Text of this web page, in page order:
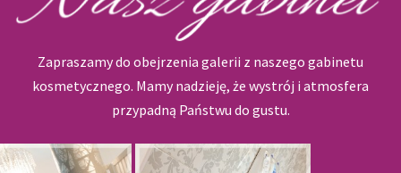
Zapraszamy do obejrzenia galerii z naszego gabinetu
kosmetycznego. Mamy nadzieję, że wystrój i atmosfera
przypadną Państwu do gustu.